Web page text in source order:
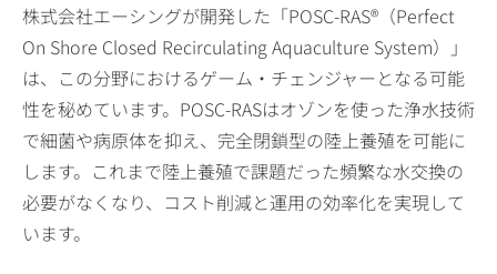
株式会社エーシングが開発した「POSC-RAS®（Perfect
On Shore Closed Recirculating Aquaculture System）」
は、この分野におけるゲーム・チェンジャーとなる可能
性を秘めています。POSC-RASはオゾンを使った浄水技術
で細菌や病原体を抑え、完全閉鎖型の陸上養殖を可能に
します。これまで陸上養殖で課題だった頻繁な水交換の
必要がなくなり、コスト削減と運用の効率化を実現して
います。